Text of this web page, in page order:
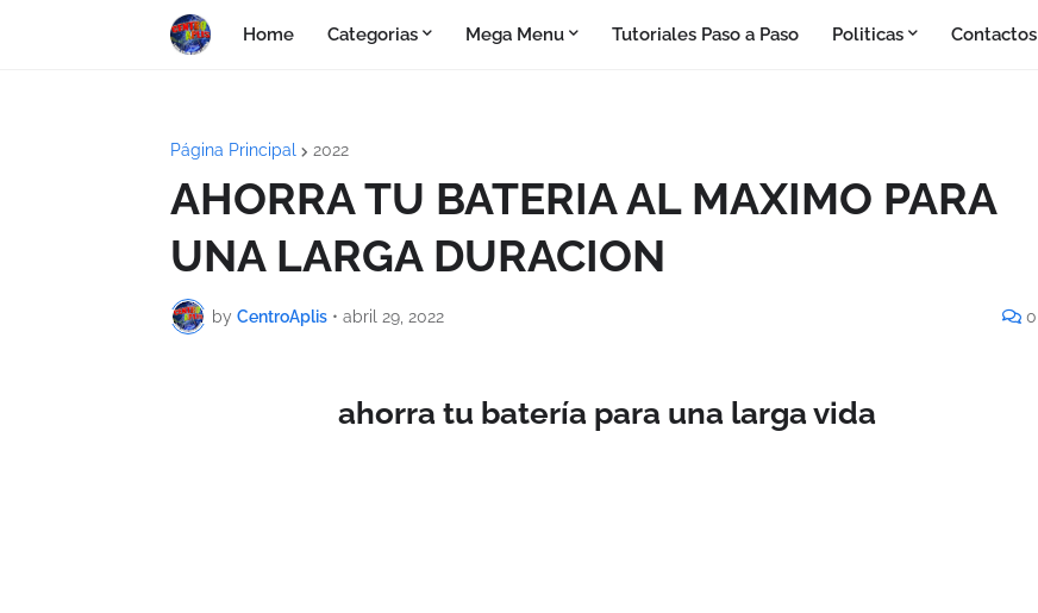
Home Categorias Mega Menu Tutoriales Paso a Paso Politicas Contactos
Página Principal 2022
AHORRA TU BATERIA AL MAXIMO PARA
UNA LARGA DURACION
by CentroAplis • abril 29, 2022 0
ahorra tu batería para una larga vida